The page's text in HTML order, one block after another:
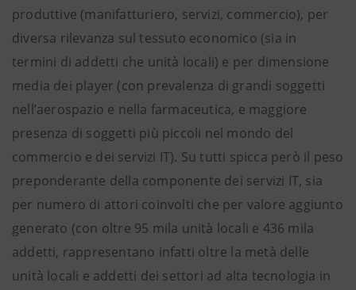
produttive (manifatturiero, servizi, commercio), per
diversa rilevanza sul tessuto economico (sia in
termini di addetti che unità locali) e per dimensione
media dei player (con prevalenza di grandi soggetti
nell’aerospazio e nella farmaceutica, e maggiore
presenza di soggetti più piccoli nel mondo del
commercio e dei servizi IT). Su tutti spicca però il peso
preponderante della componente dei servizi IT, sia
per numero di attori coinvolti che per valore aggiunto
generato (con oltre 95 mila unità locali e 436 mila
addetti, rappresentano infatti oltre la metà delle
unità locali e addetti dei settori ad alta tecnologia in